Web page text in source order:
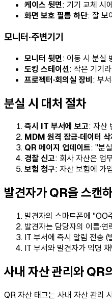
케이스 뒷면: 기기 교체 시
화면 보호 필름 하단: 잘 보
모니터·주변기기
모니터 뒷면: 이동 시 분실
도킹 스테이션: 작은 기기
프로젝터·회의실 장비: 부
분실 시 대처 절차
즉시 IT 부서에 보고: 자산
MDM 원격 잠금·데이터 삭
QR 페이지 업데이트: "분
경찰 신고: 회사 자산은 업
보험 청구: 자산 보험에 가
발견자가 QR을 스캔
발견자의 스마트폰에 "OO
발견자는 담당자의 이름·
IT 부서에 즉시 알림 전송 (
IT 부서와 발견자가 익명
사내 자산 관리와 QR
QR 자산 태그는 사내 자산 관리